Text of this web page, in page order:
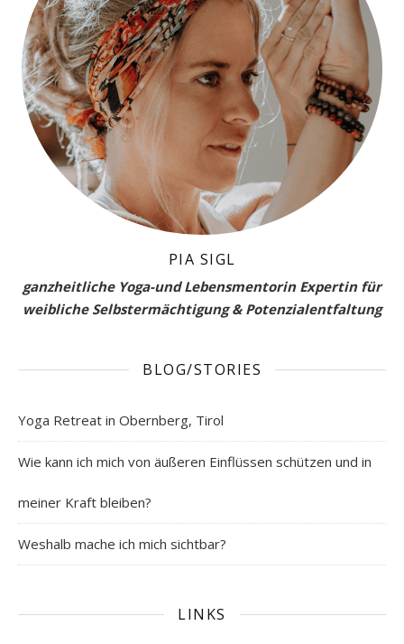
PIA SIGL
ganzheitliche Yoga-und Lebensmentorin Expertin für
weibliche Selbstermächtigung & Potenzialentfaltung
BLOG/STORIES
Yoga Retreat in Obernberg, Tirol
Wie kann ich mich von äußeren Einflüssen schützen und in
meiner Kraft bleiben?
Weshalb mache ich mich sichtbar?
LINKS